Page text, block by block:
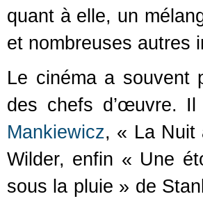
quant à elle, un
et nombreuses autres
Le cinéma a souvent
des chefs d’œuvre.
Mankiewicz, « La Nuit
Wilder, enfin « Une
sous la pluie » de